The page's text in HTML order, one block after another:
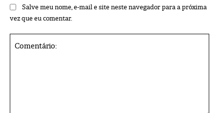
Salve meu nome, e-mail e site neste navegador para a próxima
vez que eu comentar.